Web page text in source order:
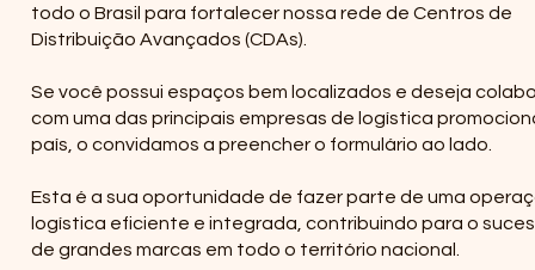
todo o Brasil para fortalecer nossa rede de Centros de
Distribuição Avançados (CDAs).
Se você possui espaços bem localizados e deseja
com uma das principais empresas de logística
país, o convidamos a preencher o formulário ao lado.
Esta é a sua oportunidade de fazer parte de uma
logística eficiente e integrada, contribuindo para o
de grandes marcas em todo o território nacional.